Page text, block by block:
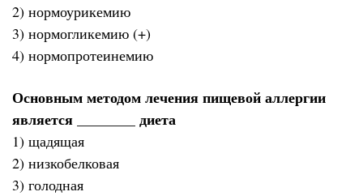
2) нормоурикемию
3) нормогликемию (+)
4) нормопротеинемию
Основным методом лечения пищевой аллергии
является ________ диета
1) щадящая
2) низкобелковая
3) голодная